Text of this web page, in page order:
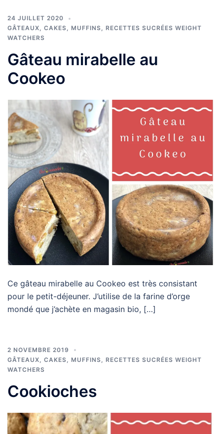
24 JUILLET 2020
GÂTEAUX, CAKES, MUFFINS, RECETTES SUCRÉES WEIGHT
WATCHERS
Gâteau mirabelle au
Cookeo
Ce gâteau mirabelle au Cookeo est très consistant
pour le petit-déjeuner. J’utilise de la farine d’orge
mondé que j’achète en magasin bio, […]
2 NOVEMBRE 2019
GÂTEAUX, CAKES, MUFFINS
RECETTES SUCRÉES WEIGHT
WATCHERS
Cookioches